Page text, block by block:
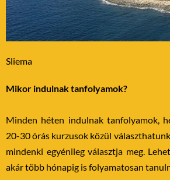
Sliema
Mikor indulnak tanfolyamok?
Minden héten indulnak tanfolyamok,
20-30 órás kurzusok közül
mindenki egyénileg választja meg.
akár több hónapig is folyamatosan